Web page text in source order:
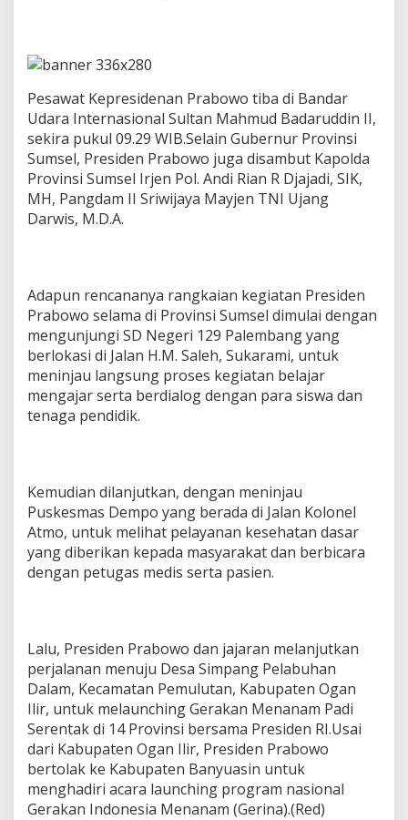
e
m
a
n
g
,
T
n
n
d
i
d
k
a
n
e
h
a
t
n
L
a
u
n
c
h
i
g
G
e
Pesawat Kepresidenan Prabowo tiba di Bandar
Udara Internasional Sultan Mahmud Badaruddin II,
sekira pukul 09.29 WIB.Selain Gubernur Provinsi
Sumsel, Presiden Prabowo juga disambut Kapolda
Provinsi Sumsel Irjen Pol. Andi Rian R Djajadi, SIK,
MH, Pangdam II Sriwijaya Mayjen TNI Ujang
Darwis, M.D.A.
Adapun rencananya rangkaian kegiatan Presiden
Prabowo selama di Provinsi Sumsel dimulai dengan
mengunjungi SD Negeri 129 Palembang yang
berlokasi di Jalan H.M. Saleh, Sukarami, untuk
meninjau langsung proses kegiatan belajar
mengajar serta berdialog dengan para siswa dan
tenaga pendidik.
Kemudian dilanjutkan, dengan meninjau
Puskesmas Dempo yang berada di Jalan Kolonel
Atmo, untuk melihat pelayanan kesehatan dasar
yang diberikan kepada masyarakat dan berbicara
dengan petugas medis serta pasien.
Lalu, Presiden Prabowo dan jajaran melanjutkan
perjalanan menuju Desa Simpang Pelabuhan
Dalam, Kecamatan Pemulutan, Kabupaten Ogan
Ilir, untuk melaunching Gerakan Menanam Padi
Serentak di 14 Provinsi bersama Presiden RI.Usai
dari Kabupaten Ogan Ilir, Presiden Prabowo
bertolak ke Kabupaten Banyuasin untuk
menghadiri acara launching program nasional
Gerakan Indonesia Menanam (Gerina).(Red)